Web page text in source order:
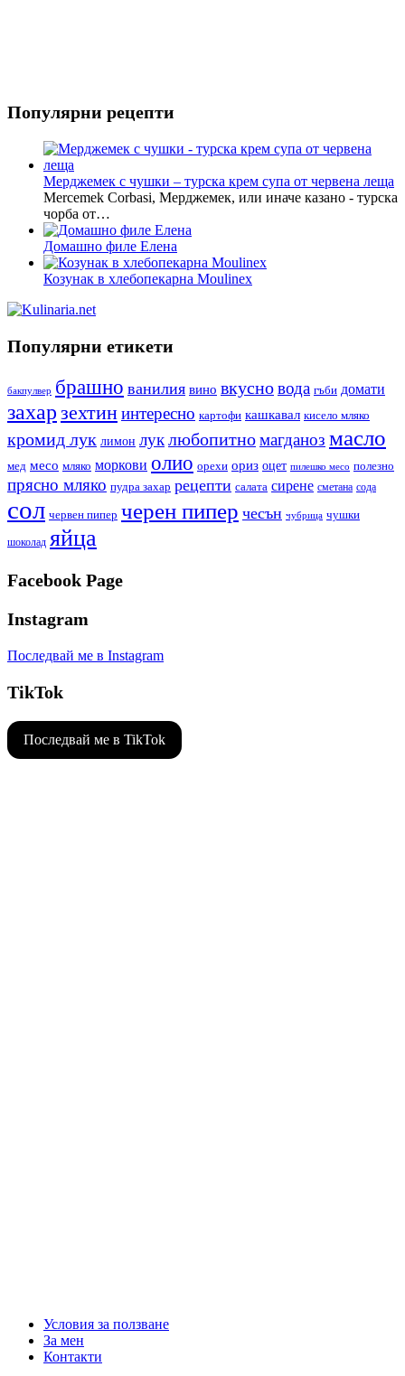
Популярни рецепти
Мерджемек с чушки – турска крем супа от червена леща
Mercemek Corbasi, Мерджемек, или иначе казано - турска
чорба от…
Домашно филе Елена
Козунак в хлебопекарна Moulinex
Популярни етикети
бакпулвер брашно ванилия вино вкусновода гъби домати
захар зехтининтересно картофи кашкавал кисело мляко
кромид лук лимон луклюбопитномагданоз масло
мед месо мляко моркови олио орехи ориз оцет пилешко месо полезно
прясно мляко пудра захар рецепти салата сирене сметана сода
сол червен пипер черен пипер чесън чубрица чушки
шоколад яйца
Facebook Page
Instagram
Последвай ме в Instagram
TikTok
Последвай ме в TikTok
Условия за ползване
За мен
Контакти